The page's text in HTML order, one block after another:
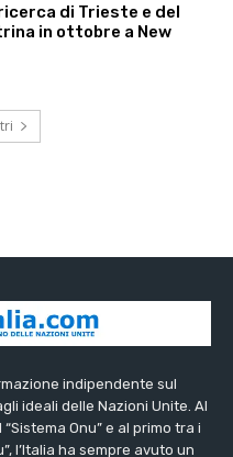
di Trieste e del
in ottobre a New
indipendente sul
ideali delle Nazioni Unite. Al
Onu” e al primo tra i
l’Italia ha sempre avuto un